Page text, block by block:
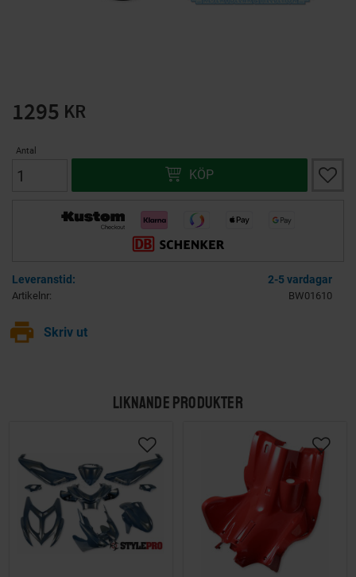
1295 KR
Antal
KÖP Lägg
2-5 vardagar
Artikelnr BW01610
print Skriv ut
LIKNANDE PRODUKTER